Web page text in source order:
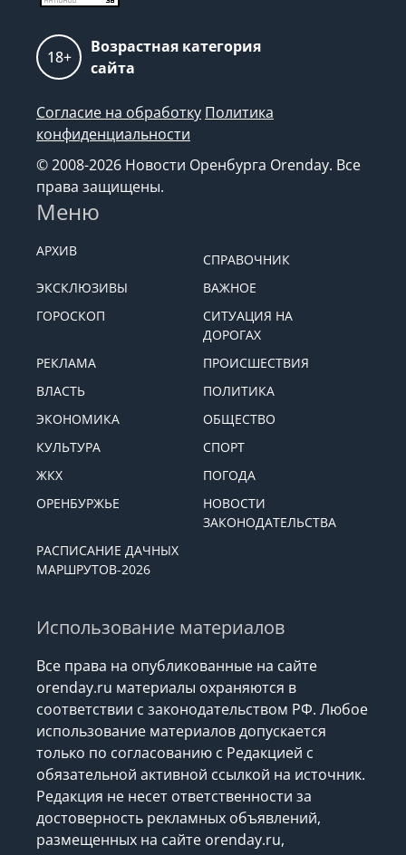
18+
Возрастная категория
сайта
Согласие на обработку Политика
конфиденциальности
© 2008-2026 Новости Оренбурга Orenday. Все
права защищены.
Меню
АРХИВ
СПРАВОЧНИК
ЭКСКЛЮЗИВЫ
ВАЖНОЕ
ГОРОСКОП
СИТУАЦИЯ НА
ДОРОГАХ
РЕКЛАМА
ПРОИСШЕСТВИЯ
ВЛАСТЬ
ПОЛИТИКА
ЭКОНОМИКА
ОБЩЕСТВО
КУЛЬТУРА
СПОРТ
ЖКХ
ПОГОДА
ОРЕНБУРЖЬЕ
НОВОСТИ
ЗАКОНОДАТЕЛЬСТВА
РАСПИСАНИЕ ДАЧНЫХ
МАРШРУТОВ-2026
Использование материалов
Все права на опубликованные на сайте
orenday.ru материалы охраняются в
соответствии с законодательством РФ. Любое
использование материалов допускается
только по согласованию с Редакцией с
обязательной активной ссылкой на источник.
Редакция не несет ответственности за
достоверность рекламных объявлений,
размещенных на сайте orenday.ru,